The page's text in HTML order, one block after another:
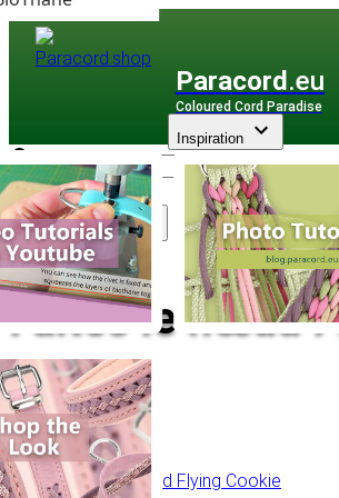
Paracord .eu
Coloured Cord Paradise
Assortiment
Inspiration
Faites le nœud
Retour à l'aperçu
Table des matières
Début du nœud Flying Cookie